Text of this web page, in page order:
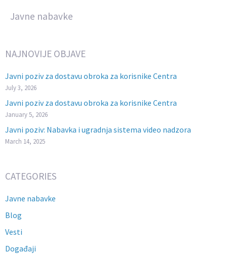
Javne nabavke
NAJNOVIJE OBJAVE
Javni poziv za dostavu obroka za korisnike Centra
July 3, 2026
Javni poziv za dostavu obroka za korisnike Centra
January 5, 2026
Javni poziv: Nabavka i ugradnja sistema video nadzora
March 14, 2025
CATEGORIES
Javne nabavke
Blog
Vesti
Događaji